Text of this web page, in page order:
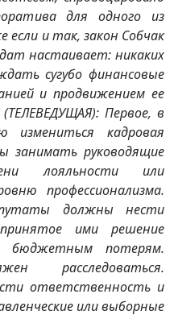
для одного из
если и так, закон Собчак
настаивает: никаких
сугубо финансовые
и продвижением ее
Первое, в
измениться кадровая
занимать руководящие
лояльности или
профессионализма.
должны нести
ими решение
бюджетным потерям.
расследоваться.
ответственность и
или выборные